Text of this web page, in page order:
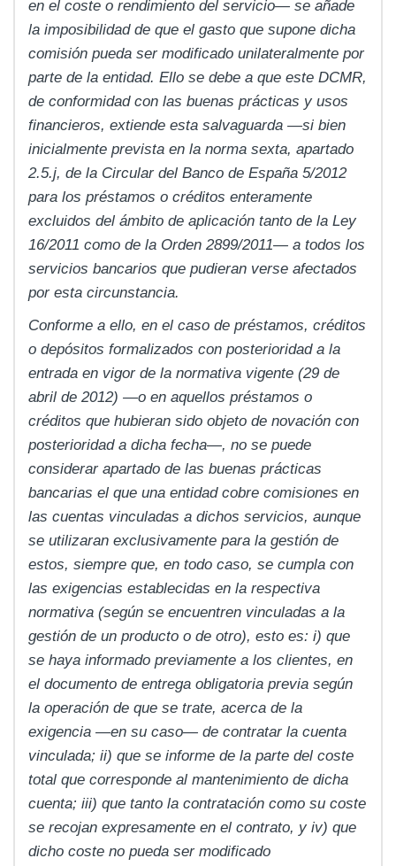
en el coste o rendimiento del servicio— se añade
la imposibilidad de que el gasto que supone dicha
comisión pueda ser modificado unilateralmente por
parte de la entidad. Ello se debe a que este DCMR,
de conformidad con las buenas prácticas y usos
financieros, extiende esta salvaguarda —si bien
inicialmente prevista en la norma sexta, apartado
2.5.j, de la Circular del Banco de España 5/2012
para los préstamos o créditos enteramente
excluidos del ámbito de aplicación tanto de la Ley
16/2011 como de la Orden 2899/2011— a todos los
servicios bancarios que pudieran verse afectados
por esta circunstancia.
Conforme a ello, en el caso de préstamos, créditos
o depósitos formalizados con posterioridad a la
entrada en vigor de la normativa vigente (29 de
abril de 2012) —o en aquellos préstamos o
créditos que hubieran sido objeto de novación con
posterioridad a dicha fecha—, no se puede
considerar apartado de las buenas prácticas
bancarias el que una entidad cobre comisiones en
las cuentas vinculadas a dichos servicios, aunque
se utilizaran exclusivamente para la gestión de
estos, siempre que, en todo caso, se cumpla con
las exigencias establecidas en la respectiva
normativa (según se encuentren vinculadas a la
gestión de un producto o de otro), esto es: i) que
se haya informado previamente a los clientes, en
el documento de entrega obligatoria previa según
la operación de que se trate, acerca de la
exigencia —en su caso— de contratar la cuenta
vinculada; ii) que se informe de la parte del coste
total que corresponde al mantenimiento de dicha
cuenta; iii) que tanto la contratación como su coste
se recojan expresamente en el contrato, y iv) que
dicho coste no pueda ser modificado